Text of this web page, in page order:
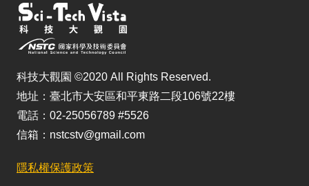
科技大觀園 ©2020 All Rights Reserved.
地址：臺北市大安區和平東路二段106號22樓
電話：02-25056789 #5526
信箱：nstcstv@gmail.com
隱私權保護政策